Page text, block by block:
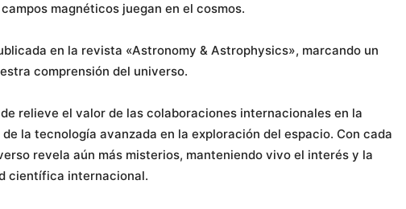
magnéticos juegan en el cosmos.
en la revista «Astronomy & Astrophysics», marcando un
comprensión del universo.
relieve el valor de las colaboraciones internacionales en la
la tecnología avanzada en la exploración del espacio. Con cada
revela aún más misterios, manteniendo vivo el interés y la
científica internacional.